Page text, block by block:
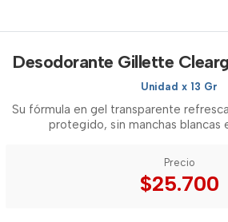
Desodorante Gillette
Unidad x 13 Gr
Su fórmula en gel transparente
protegido, sin manchas blancas
Precio
$25.700